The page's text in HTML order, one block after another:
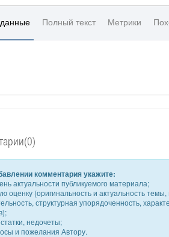
Полный текст Метрики
комментария укажите:
актуальности публикуемого материала;
оценку (оригинальность и актуальность
структурная упорядоченность,
недочеты;
и пожелания Автору.